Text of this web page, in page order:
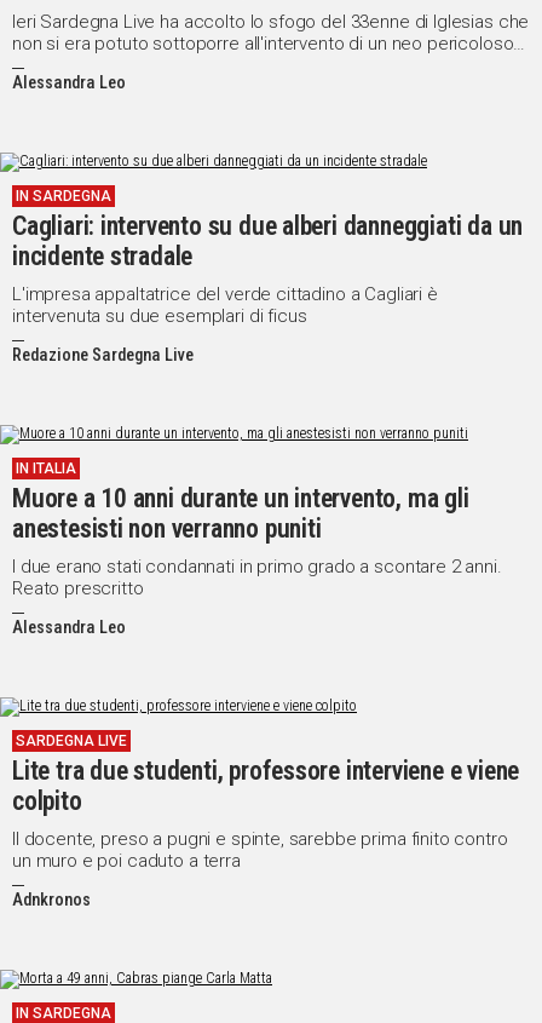
Ieri Sardegna Live ha accolto lo sfogo del 33enne di Iglesias che
non si era potuto sottoporre all'intervento di un neo pericoloso
causa febbre e l’operazione sarebbe slittata quindi a gennaio
2025
Alessandra Leo
IN SARDEGNA
Cagliari: intervento su due alberi danneggiati da un
incidente stradale
L'impresa appaltatrice del verde cittadino a Cagliari è
intervenuta su due esemplari di ficus
Redazione Sardegna Live
IN ITALIA
Muore a 10 anni durante un intervento, ma gli
anestesisti non verranno puniti
I due erano stati condannati in primo grado a scontare 2 anni.
Reato prescritto
Alessandra Leo
SARDEGNA LIVE
Lite tra due studenti, professore interviene e viene
colpito
Il docente, preso a pugni e spinte, sarebbe prima finito contro
un muro e poi caduto a terra
Adnkronos
IN SARDEGNA